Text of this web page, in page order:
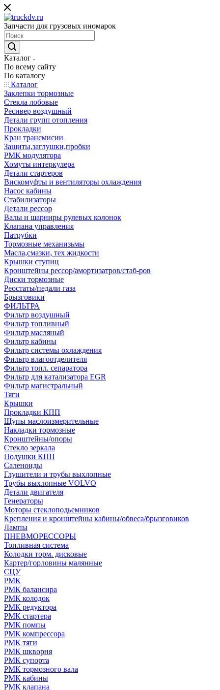
Запчасти для грузовых иномарок
Каталог
По всему сайту
По каталогу
Каталог
Заклепки тормозные
Стекла лобовые
Ресивер воздушный
Детали групп отопления
Прокладки
Кран трансмисии
Защиты,заглушки,пробки
РМК модулятора
Хомуты интеркулера
Детали стартеров
Вискомуфты и вентиляторы охлаждения
Насос кабины
Стабилизаторы
Детали рессор
Валы и шарниры рулевых колонок
Клапана управления
Патрубки
Тормозные механизьмы
Масла,смазки, тех жидкости
Крышки ступиц
Кронштейны рессор/амортизатров/стаб-ров
Диски тормозные
Реостаты/педали газа
Брызговики
ФИЛЬТРА
Фильтр воздушный
Фильтр топливный
Фильтр масляный
Фильтр кабины
Фильтр системы охлаждения
Фильтр влагоотделителя
Фильтр топл. сепаратора
Фильтр для катализатора EGR
Фильтр магистральный
Тяги
Крышки
Прокладки КПП
Щупы маслоизмерительные
Накладки тормозные
Кронштейны/опоры
Стекло зеркала
Подушки КПП
Саленоиды
Глушители и трубы выхлопные
Трубы выхлопные VOLVO
Детали двигателя
Генераторы
Моторы стеклоподьемников
Крепления и кронштейны кабины/обвеса/брызговиков
Лампы
ПНЕВМОРЕССОРЫ
Топливная система
Колодки торм. дисковые
Картер/горловины малянные
СЦУ
РМК
РМК балансира
РМК колодок
РМК редуктора
РМК стартера
РМК помпы
РМК компрессора
РМК тяги
РМК шкворня
РМК супорта
РМК тормозного вала
РМК кабины
РМК клапана